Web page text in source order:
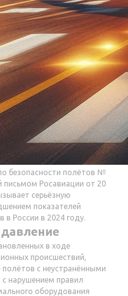
безопасности полётов №
письмом Росавиации от 20
серьёзную
показателей
в России в 2024 году.
в ходе
происшествий,
с неустранёнными
нарушением правил
оборудования